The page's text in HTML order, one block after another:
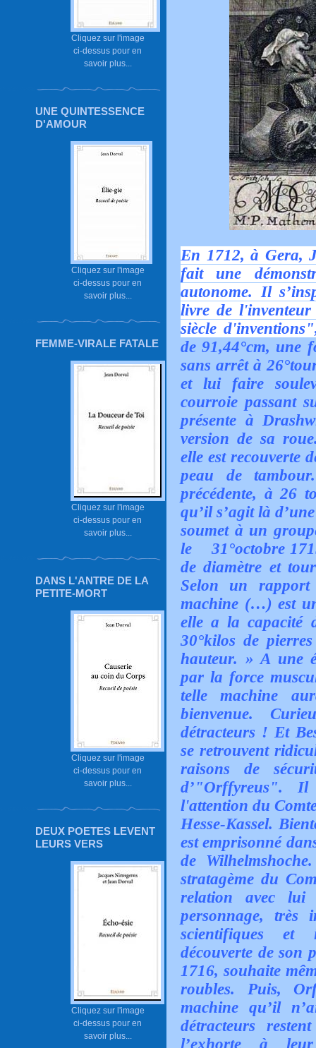
Cliquez sur l'image
ci-dessus pour en
savoir plus...
UNE QUINTESSENCE
D'AMOUR
Cliquez sur l'image
ci-dessus pour en
savoir plus...
FEMME-VIRALE FATALE
Cliquez sur l'image
ci-dessus pour en
savoir plus...
DANS L'ANTRE DE LA
PETITE-MORT
Cliquez sur l'image
ci-dessus pour en
savoir plus...
DEUX POETES LEVENT
LEURS VERS
Cliquez sur l'image
ci-dessus pour en
savoir plus...
En 1712, à Gera,
fait une
autonome. Il
livre de
siècle
de 91,44°cm, une
sans arrêt à
et lui faire
courroie passant
présente à
version de sa
elle est recouverte
peau de
précédente, à 26
qu’il s’agit là
soumet à un
le 31°octobre
de diamètre et
Selon un
machine (…) est
elle a la capacité
30°kilos de
hauteur. » A une
par la force
telle machine
bienvenue.
détracteurs ! Et
se retrouvent
raisons de
d’"Orffyreus".
l'attention du
Hesse-Kassel.
est emprisonné
de
stratagème du
relation avec lui
personnage, très
scientifiques et
découverte de son
1716, souhaite
roubles. Puis,
machine qu’il
détracteurs
l’exhorte à